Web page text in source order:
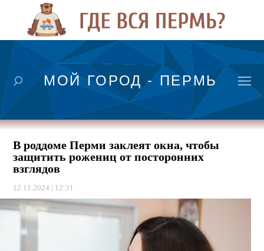
МОЙ ГОРОД - ПЕРМЬ
В роддоме Перми заклеят окна, чтобы
защитить рожениц от посторонних
взглядов
12.11.2024 | 12:31